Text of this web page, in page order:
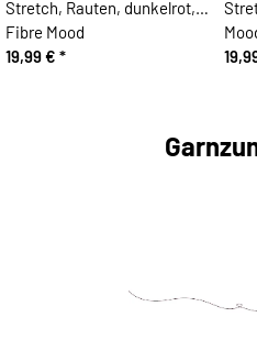
Stretch, Rauten, dunkelrot,
Fibre Mood
19,99 € *